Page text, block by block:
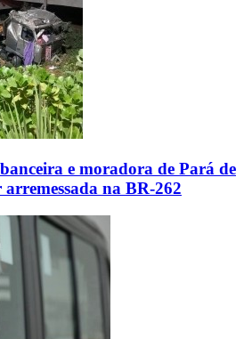
e moradora de Pará de
na BR-262